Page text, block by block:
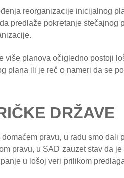
reorganizacije inicijalnog
predlaže pokretanje stečajnog
više planova očigledno postoji
plana ili je reč o nameri da se
DRŽAVE
pravu, u radu smo dali
pravu, u SAD zauzet stav da je
u lošoj veri prilikom